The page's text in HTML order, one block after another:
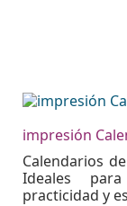
impresión
Calendarios
Ideales
practicidad y